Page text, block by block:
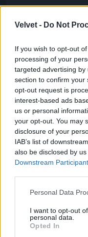
Velvet - Do Not
If you wish to opt-out
processing of your
targeted advertising
section to confirm your
opt-out request is
interest-based ads
us or personal
your opt-out. You may
disclosure of your
IAB’s list of
also be disclosed by
Downstream
Please note that this
not limited to your visit
grant or deny consent
use your data for
Personal Data
I want to opt-out
personal data.
Opted In
A Várkert bazár
Fotó: / Velvet